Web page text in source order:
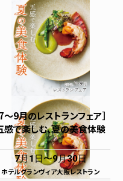
7～9月のレストランフェア］
感で楽しむ、夏の美食体験
7月1日 9月30日
ホテルグランヴィア大阪レストラン